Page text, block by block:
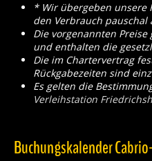
* Wir übergeben unsere
den Verbrauch pauschal
Die vorgenannten Preise
und enthalten die
Die im Chartervertrag
Rückgabezeiten sind
Es gelten die
Verleihstation
Buchungskalender